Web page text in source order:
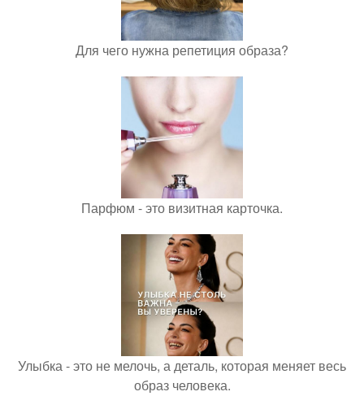
Для чего нужна репетиция образа?
Парфюм - это визитная карточка.
Улыбка - это не мелочь, а деталь, которая меняет весь
образ человека.